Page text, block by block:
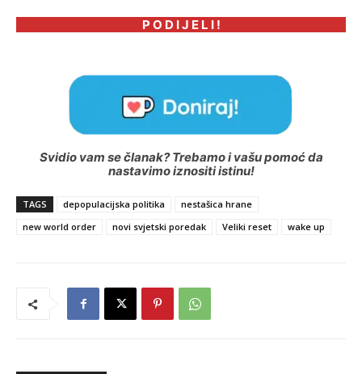
P O D I J E L I !
Svidio vam se članak? Trebamo i vašu pomoć da
nastavimo iznositi istinu!
TAGS depopulacijska politika
nestašica hrane
new world order
novi svjetski poredak Veliki reset wake up